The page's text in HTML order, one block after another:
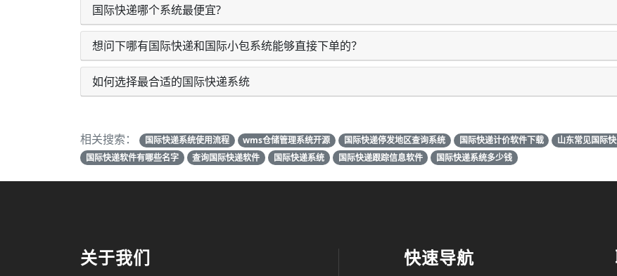
国际快递哪个系统最便宜?
想问下哪有国际快递和国际小包系统能够直接下单的？
如何选择最合适的国际快递系统
相关搜索： 国际快递系统使用流程 wms仓储管理系统开源 国际快递停发地区查询系统 国际快递计价软件下载
山东常见国际
国际快递软件有哪些名字
查询国际快递软件 国际快递系统 国际快递跟踪信息软件 国际快递系统多少钱
关于我们 快速导航